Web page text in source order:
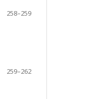
258–259
259–262